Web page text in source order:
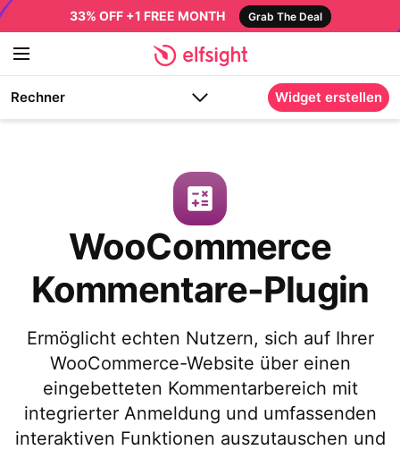
33% OFF +1 FREE MONTH Grab The Deal
Rechner Widget erstellen
WooCommerce
Kommentare-Plugin
Ermöglicht echten Nutzern, sich auf Ihrer
WooCommerce-Website über einen
eingebetteten Kommentarbereich mit
integrierter Anmeldung und umfassenden
interaktiven Funktionen auszutauschen und